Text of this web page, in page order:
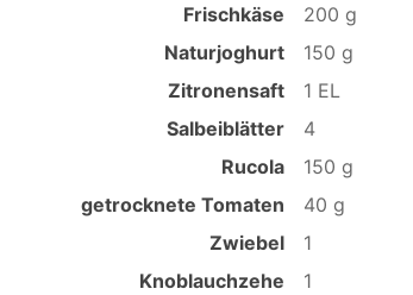
Frischkäse
200 g
Naturjoghurt
150 g
Zitronensaft
1 EL
Salbeiblätter
4
Rucola
150 g
getrocknete Tomaten
40 g
Zwiebel
1
Knoblauchzehe
1